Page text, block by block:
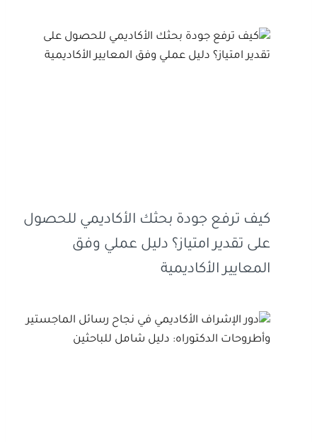
كيف ترفع جودة بحثك الأكاديمي للحصول
على تقدير امتياز؟ دليل عملي وفق
المعايير الأكاديمية